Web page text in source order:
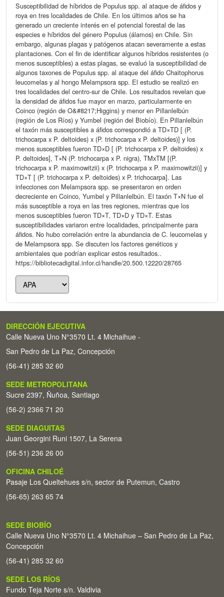
Susceptibilidad de híbridos de Populus spp. al ataque de áfidos y
roya en tres localidades de Chile. En los últimos años se ha
generado un creciente interés en el potencial forestal de las
especies e híbridos del género Populus (álamos) en Chile. Sin
embargo, algunas plagas y patógenos atacan severamente a estas
plantaciones. Con el fin de identificar algunos híbridos resistentes (o
menos susceptibles) a estas plagas, se evaluó la susceptibilidad de
algunos taxones de Populus spp. al ataque del áfido Chaitophorus
leucomelas y al hongo Melampsora spp. El estudio se realizó en
tres localidades del centro-sur de Chile. Los resultados revelan que
la densidad de áfidos fue mayor en marzo, particularmente en
Coinco (región de O&#8217;Higgins) y menor en Pillanlelbún
(región de Los Ríos) y Yumbel (región del Biobío). En Pillanlelbún
el taxón más susceptibles a áfidos correspondió a TD×TD [ (P.
trichocarpa x P. deltoides) x (P. trichocarpa x P. deltoides)] y los
menos susceptibles fueron TD×D [ (P. trichocarpa x P. deltoides) x
P. deltoides], T×N (P. trichocarpa x P. nigra), TMxTM [(P.
trichocarpa x P. maximowitzii) x (P. trichocarpa x P. maximowitzii)] y
TD×T [ (P. trichocarpa x P. deltoides) x P. trichocarpa]. Las
infecciones con Melampsora spp. se presentaron en orden
decreciente en Coinco, Yumbel y Pillanlelbún. El taxón T×N fue el
más susceptible a roya en las tres regiones, mientras que los
menos susceptibles fueron TD×T, TD×D y TD×T. Estas
susceptibilidades variaron entre localidades, principalmente para
áfidos. No hubo correlación entre la abundancia de C. leucomelas y
de Melampsora spp. Se discuten los factores genéticos y
ambientales que podrían explicar estos resultados..
https://bibliotecadigital.infor.cl/handle/20.500.12220/28765
DIRECCIÓN EJECUTIVA
Calle Nueva Uno N°3570 Lt. 4 Michaihue -
San Pedro de La Paz, Concepción
(56-41) 285 32 60
SEDE METROPOLITANA
Sucre 2397, Ñuñoa, Santiago
(56-2) 2366 71 20
SEDE DIAGUITAS
Juan Georgini Runi 1507, La Serena
(56-51) 236 26 00
OFICINA CHILOÉ
Pasaje Los Queltehues s/n, sector de Putemun, Castro
(56-65) 263 65 74
SEDE BIOBÍO
Calle Nueva Uno N°3570 Lt. 4 Michaihue – San Pedro de La Paz,
Concepción
(56-41) 285 32 60
SEDE LOS RÍOS
Fundo Teja Norte s/n. Valdivia